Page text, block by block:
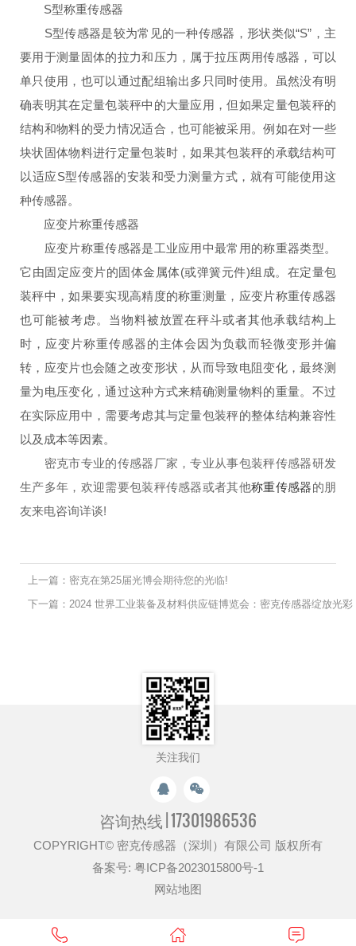
S型称重传感器
S型传感器是较为常见的一种传感器，形状类似“S”，主
要用于测量固体的拉力和压力，属于拉压两用传感器，可以
单只使用，也可以通过配组输出多只同时使用。虽然没有明
确表明其在定量包装秤中的大量应用，但如果定量包装秤的
结构和物料的受力情况适合，也可能被采用。例如在对一些
块状固体物料进行定量包装时，如果其包装秤的承载结构可
以适应S型传感器的安装和受力测量方式，就有可能使用这
种传感器。
应变片称重传感器
应变片称重传感器是工业应用中最常用的称重器类型。
它由固定应变片的固体金属体(或弹簧元件)组成。在定量包
装秤中，如果要实现高精度的称重测量，应变片称重传感器
也可能被考虑。当物料被放置在秤斗或者其他承载结构上
时，应变片称重传感器的主体会因为负载而轻微变形并偏
转，应变片也会随之改变形状，从而导致电阻变化，最终测
量为电压变化，通过这种方式来精确测量物料的重量。不过
在实际应用中，需要考虑其与定量包装秤的整体结构兼容性
以及成本等因素。
密克市专业的传感器厂家，专业从事包装秤传感器研发
生产多年，欢迎需要包装秤传感器或者其他称重传感器的朋
友来电咨询详谈!
上一篇：密克在第25届光博会期待您的光临!
下一篇：2024 世界工业装备及材料供应链博览会：密克传感器绽放光彩
关注我们
咨询热线 |17301986536
COPYRIGHT© 密克传感器（深圳）有限公司 版权所有
备案号: 粤ICP备2023015800号-1
网站地图